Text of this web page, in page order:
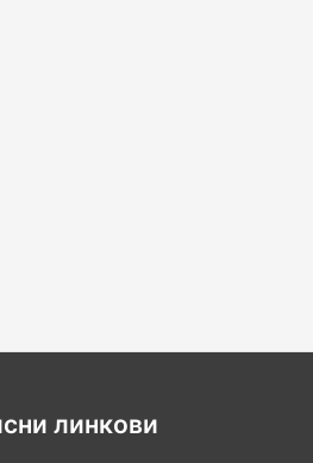
линкови